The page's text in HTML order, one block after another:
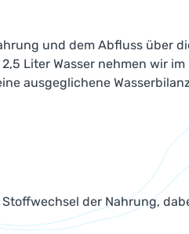
und dem Abfluss über
Liter Wasser nehmen wir
ausgeglichene
der Nahrung,